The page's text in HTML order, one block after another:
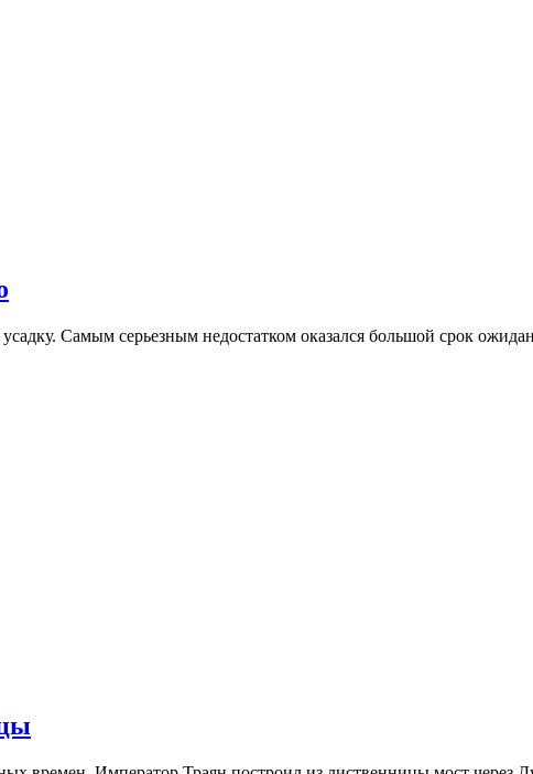
Самым серьезным недостатком оказался большой срок